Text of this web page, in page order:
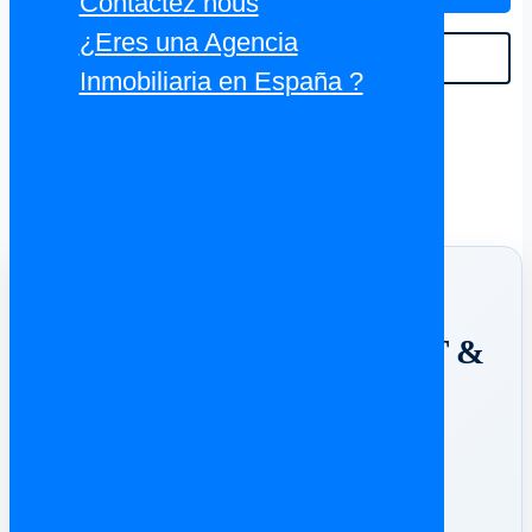
savoir plus…
VOIR TOUT
⚖️ ESPAGNE SUPPORT &
¿Eres una Agencia
Inmobiliaria en España ?